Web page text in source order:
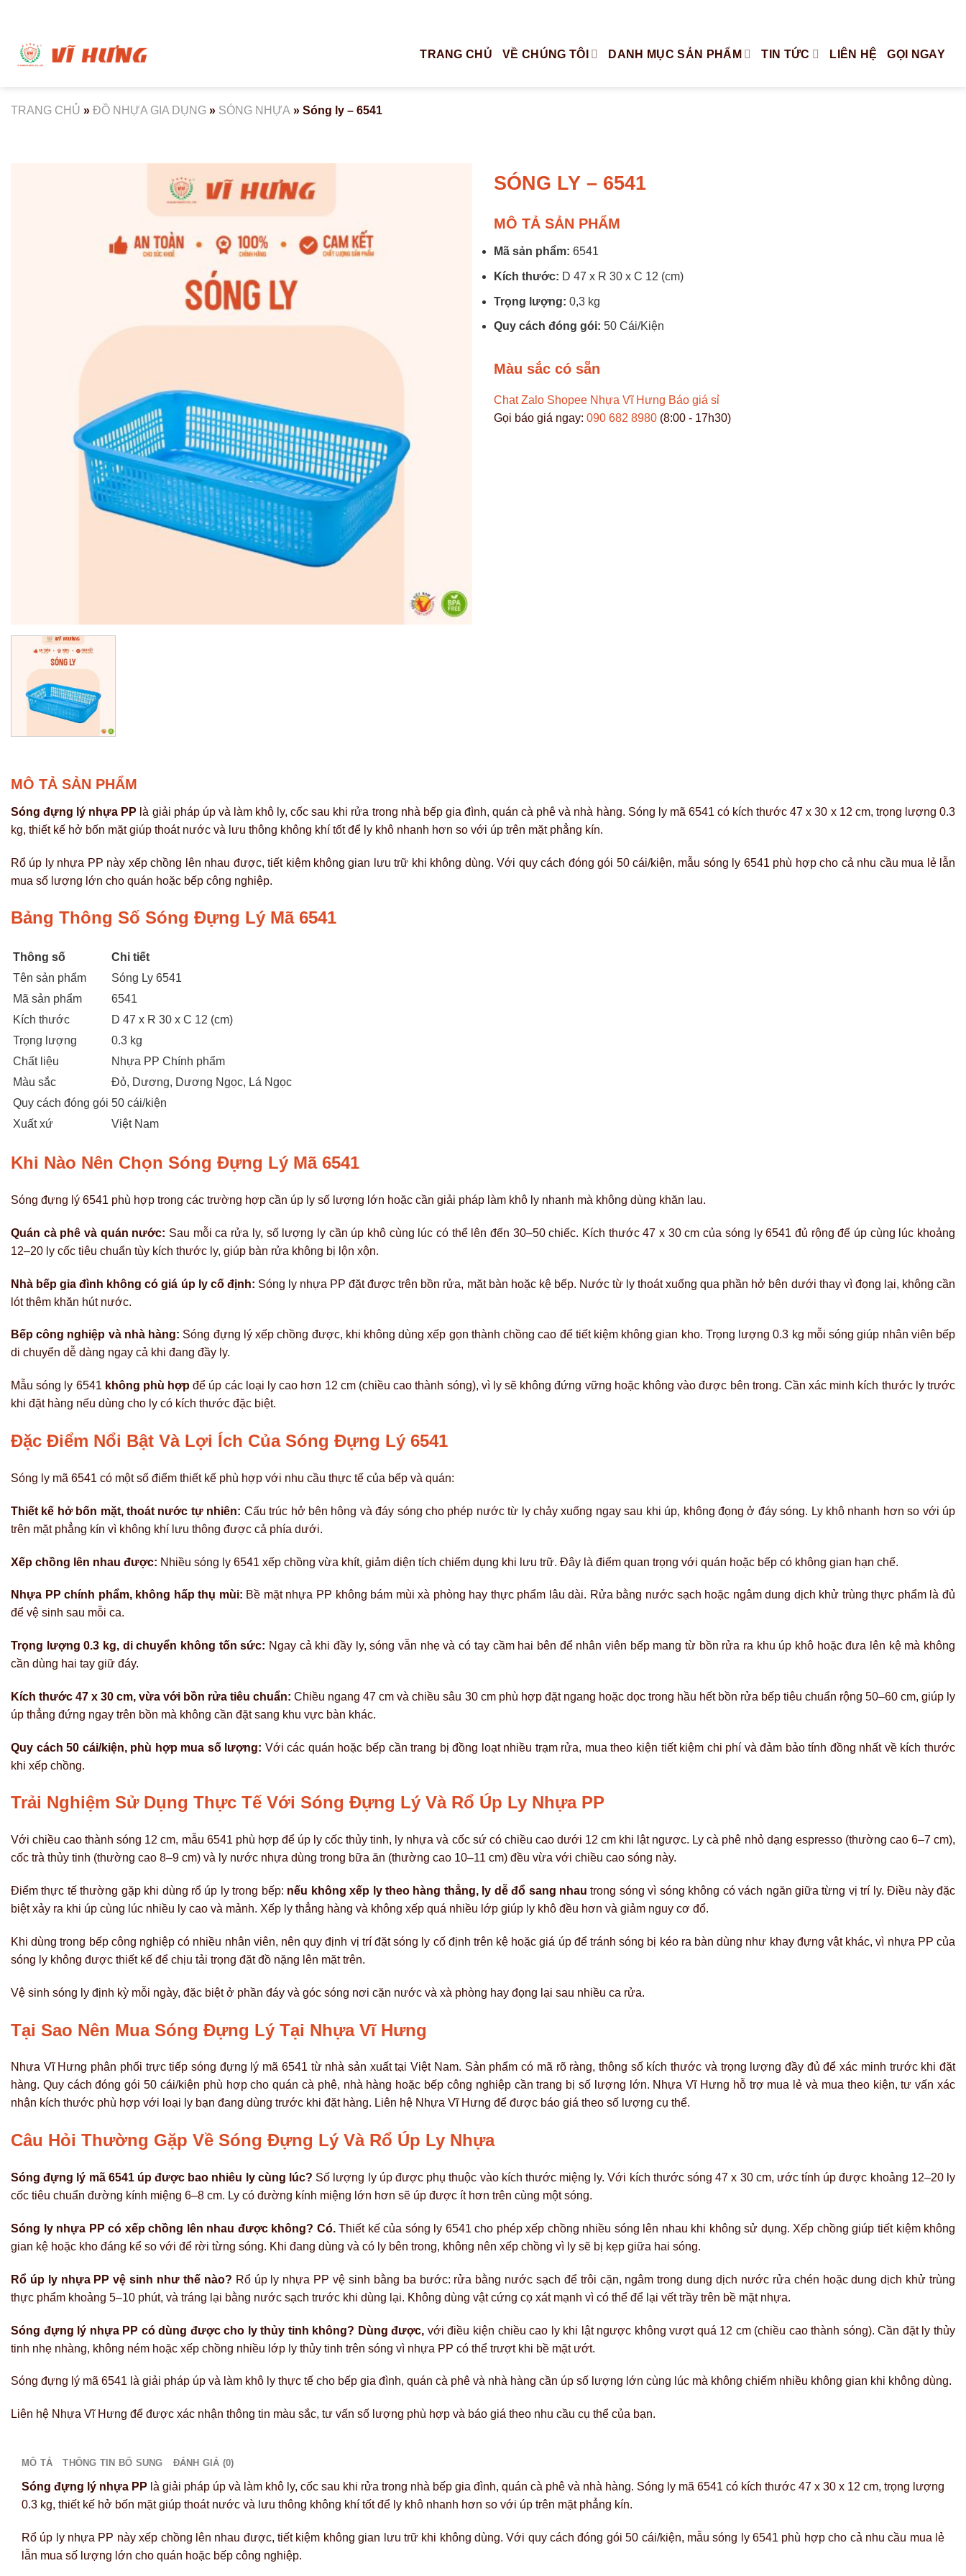
dung
TRANG CHỦ VỀ CHÚNG TÔI DANH MỤC SẢN PHẨM TIN TỨC LIÊN HỆ GỌI NGAY
TRANG CHỦ » ĐỒ NHỰA GIA DỤNG » SÓNG NHỰA » Sóng ly – 6541
SÓNG LY – 6541
MÔ TẢ SẢN PHẨM
Mã sản phẩm: 6541
Kích thước: D 47 x R 30 x C 12 (cm)
Trọng lượng: 0,3 kg
Quy cách đóng gói: 50 Cái/Kiện
Màu sắc có sẵn
Chat Zalo Shopee Nhựa Vĩ Hưng Báo giá sỉ
Gọi báo giá ngay: 090 682 8980 (8:00 - 17h30)
MÔ TẢ SẢN PHẨM
Sóng đựng lý nhựa PP là giải pháp úp và làm khô ly, cốc sau khi rửa trong nhà bếp gia đình, quán cà phê và nhà hàng. Sóng ly mã 6541 có kích thước 47 x 30 x 12 cm, trọng lượng 0.3
kg, thiết kế hở bốn mặt giúp thoát nước và lưu thông không khí tốt để ly khô nhanh hơn so với úp trên mặt phẳng kín.
Rổ úp ly nhựa PP này xếp chồng lên nhau được, tiết kiệm không gian lưu trữ khi không dùng. Với quy cách đóng gói 50 cái/kiện, mẫu sóng ly 6541 phù hợp cho cả nhu cầu mua lẻ lẫn
mua số lượng lớn cho quán hoặc bếp công nghiệp.
Bảng Thông Số Sóng Đựng Lý Mã 6541
Thông số
Chi tiết
Tên sản phẩm
Sóng Ly 6541
Mã sản phẩm
6541
Kích thước
D 47 x R 30 x C 12 (cm)
Trọng lượng
0.3 kg
Chất liệu
Nhựa PP Chính phẩm
Màu sắc
Đỏ, Dương, Dương Ngọc, Lá Ngọc
Quy cách đóng gói 50 cái/kiện
Xuất xứ
Việt Nam
Khi Nào Nên Chọn Sóng Đựng Lý Mã 6541
Sóng đựng lý 6541 phù hợp trong các trường hợp cần úp ly số lượng lớn hoặc cần giải pháp làm khô ly nhanh mà không dùng khăn lau.
Quán cà phê và quán nước: Sau mỗi ca rửa ly, số lượng ly cần úp khô cùng lúc có thể lên đến 30–50 chiếc. Kích thước 47 x 30 cm của sóng ly 6541 đủ rộng để úp cùng lúc khoảng
12–20 ly cốc tiêu chuẩn tùy kích thước ly, giúp bàn rửa không bị lộn xộn.
Nhà bếp gia đình không có giá úp ly cố định: Sóng ly nhựa PP đặt được trên bồn rửa, mặt bàn hoặc kệ bếp. Nước từ ly thoát xuống qua phần hở bên dưới thay vì đọng lại, không cần
lót thêm khăn hút nước.
Bếp công nghiệp và nhà hàng: Sóng đựng lý xếp chồng được, khi không dùng xếp gọn thành chồng cao để tiết kiệm không gian kho. Trọng lượng 0.3 kg mỗi sóng giúp nhân viên bếp
di chuyển dễ dàng ngay cả khi đang đầy ly.
Mẫu sóng ly 6541 không phù hợp để úp các loại ly cao hơn 12 cm (chiều cao thành sóng), vì ly sẽ không đứng vững hoặc không vào được bên trong. Cần xác minh kích thước ly trước
khi đặt hàng nếu dùng cho ly có kích thước đặc biệt.
Đặc Điểm Nổi Bật Và Lợi Ích Của Sóng Đựng Lý 6541
Sóng ly mã 6541 có một số điểm thiết kế phù hợp với nhu cầu thực tế của bếp và quán:
Thiết kế hở bốn mặt, thoát nước tự nhiên: Cấu trúc hở bên hông và đáy sóng cho phép nước từ ly chảy xuống ngay sau khi úp, không đọng ở đáy sóng. Ly khô nhanh hơn so với úp
trên mặt phẳng kín vì không khí lưu thông được cả phía dưới.
Xếp chồng lên nhau được: Nhiều sóng ly 6541 xếp chồng vừa khít, giảm diện tích chiếm dụng khi lưu trữ. Đây là điểm quan trọng với quán hoặc bếp có không gian hạn chế.
Nhựa PP chính phẩm, không hấp thụ mùi: Bề mặt nhựa PP không bám mùi xà phòng hay thực phẩm lâu dài. Rửa bằng nước sạch hoặc ngâm dung dịch khử trùng thực phẩm là đủ
để vệ sinh sau mỗi ca.
Trọng lượng 0.3 kg, di chuyển không tốn sức: Ngay cả khi đầy ly, sóng vẫn nhẹ và có tay cầm hai bên để nhân viên bếp mang từ bồn rửa ra khu úp khô hoặc đưa lên kệ mà không
cần dùng hai tay giữ đáy.
Kích thước 47 x 30 cm, vừa với bồn rửa tiêu chuẩn: Chiều ngang 47 cm và chiều sâu 30 cm phù hợp đặt ngang hoặc dọc trong hầu hết bồn rửa bếp tiêu chuẩn rộng 50–60 cm, giúp ly
úp thẳng đứng ngay trên bồn mà không cần đặt sang khu vực bàn khác.
Quy cách 50 cái/kiện, phù hợp mua số lượng: Với các quán hoặc bếp cần trang bị đồng loạt nhiều trạm rửa, mua theo kiện tiết kiệm chi phí và đảm bảo tính đồng nhất về kích thước
khi xếp chồng.
Trải Nghiệm Sử Dụng Thực Tế Với Sóng Đựng Lý Và Rổ Úp Ly Nhựa PP
Với chiều cao thành sóng 12 cm, mẫu 6541 phù hợp để úp ly cốc thủy tinh, ly nhựa và cốc sứ có chiều cao dưới 12 cm khi lật ngược. Ly cà phê nhỏ dạng espresso (thường cao 6–7 cm),
cốc trà thủy tinh (thường cao 8–9 cm) và ly nước nhựa dùng trong bữa ăn (thường cao 10–11 cm) đều vừa với chiều cao sóng này.
Điểm thực tế thường gặp khi dùng rổ úp ly trong bếp: nếu không xếp ly theo hàng thẳng, ly dễ đổ sang nhau trong sóng vì sóng không có vách ngăn giữa từng vị trí ly. Điều này đặc
biệt xảy ra khi úp cùng lúc nhiều ly cao và mảnh. Xếp ly thẳng hàng và không xếp quá nhiều lớp giúp ly khô đều hơn và giảm nguy cơ đổ.
Khi dùng trong bếp công nghiệp có nhiều nhân viên, nên quy định vị trí đặt sóng ly cố định trên kệ hoặc giá úp để tránh sóng bị kéo ra bàn dùng như khay đựng vật khác, vì nhựa PP của
sóng ly không được thiết kế để chịu tải trọng đặt đồ nặng lên mặt trên.
Vệ sinh sóng ly định kỳ mỗi ngày, đặc biệt ở phần đáy và góc sóng nơi cặn nước và xà phòng hay đọng lại sau nhiều ca rửa.
Tại Sao Nên Mua Sóng Đựng Lý Tại Nhựa Vĩ Hưng
Nhựa Vĩ Hưng phân phối trực tiếp sóng đựng lý mã 6541 từ nhà sản xuất tại Việt Nam. Sản phẩm có mã rõ ràng, thông số kích thước và trọng lượng đầy đủ để xác minh trước khi đặt
hàng. Quy cách đóng gói 50 cái/kiện phù hợp cho quán cà phê, nhà hàng hoặc bếp công nghiệp cần trang bị số lượng lớn. Nhựa Vĩ Hưng hỗ trợ mua lẻ và mua theo kiện, tư vấn xác
nhận kích thước phù hợp với loại ly bạn đang dùng trước khi đặt hàng. Liên hệ Nhựa Vĩ Hưng để được báo giá theo số lượng cụ thể.
Câu Hỏi Thường Gặp Về Sóng Đựng Lý Và Rổ Úp Ly Nhựa
Sóng đựng lý mã 6541 úp được bao nhiêu ly cùng lúc? Số lượng ly úp được phụ thuộc vào kích thước miệng ly. Với kích thước sóng 47 x 30 cm, ước tính úp được khoảng 12–20 ly
cốc tiêu chuẩn đường kính miệng 6–8 cm. Ly có đường kính miệng lớn hơn sẽ úp được ít hơn trên cùng một sóng.
Sóng ly nhựa PP có xếp chồng lên nhau được không? Có.Thiết kế của sóng ly 6541 cho phép xếp chồng nhiều sóng lên nhau khi không sử dụng. Xếp chồng giúp tiết kiệm không
gian kệ hoặc kho đáng kể so với để rời từng sóng. Khi đang dùng và có ly bên trong, không nên xếp chồng vì ly sẽ bị kẹp giữa hai sóng.
Rổ úp ly nhựa PP vệ sinh như thế nào? Rổ úp ly nhựa PP vệ sinh bằng ba bước: rửa bằng nước sạch để trôi cặn, ngâm trong dung dịch nước rửa chén hoặc dung dịch khử trùng
thực phẩm khoảng 5–10 phút, và tráng lại bằng nước sạch trước khi dùng lại. Không dùng vật cứng cọ xát mạnh vì có thể để lại vết trầy trên bề mặt nhựa.
Sóng đựng lý nhựa PP có dùng được cho ly thủy tinh không? Dùng được, với điều kiện chiều cao ly khi lật ngược không vượt quá 12 cm (chiều cao thành sóng). Cần đặt ly thủy
tinh nhẹ nhàng, không ném hoặc xếp chồng nhiều lớp ly thủy tinh trên sóng vì nhựa PP có thể trượt khi bề mặt ướt.
Sóng đựng lý mã 6541 là giải pháp úp và làm khô ly thực tế cho bếp gia đình, quán cà phê và nhà hàng cần úp số lượng lớn cùng lúc mà không chiếm nhiều không gian khi không dùng.
Liên hệ Nhựa Vĩ Hưng để được xác nhận thông tin màu sắc, tư vấn số lượng phù hợp và báo giá theo nhu cầu cụ thể của bạn.
MÔ TẢ THÔNG TIN BỔ SUNG ĐÁNH GIÁ (0)
Sóng đựng lý nhựa PP là giải pháp úp và làm khô ly, cốc sau khi rửa trong nhà bếp gia đình, quán cà phê và nhà hàng. Sóng ly mã 6541 có kích thước 47 x 30 x 12 cm, trọng lượng
0.3 kg, thiết kế hở bốn mặt giúp thoát nước và lưu thông không khí tốt để ly khô nhanh hơn so với úp trên mặt phẳng kín.
Rổ úp ly nhựa PP này xếp chồng lên nhau được, tiết kiệm không gian lưu trữ khi không dùng. Với quy cách đóng gói 50 cái/kiện, mẫu sóng ly 6541 phù hợp cho cả nhu cầu mua lẻ
lẫn mua số lượng lớn cho quán hoặc bếp công nghiệp.